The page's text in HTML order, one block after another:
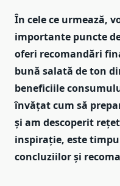
În cele ce urmează,
importante puncte
oferi recomandări
bună salată de ton
beneficiile
învățat cum să
și am descoperit
inspirație, este
concluziilor și